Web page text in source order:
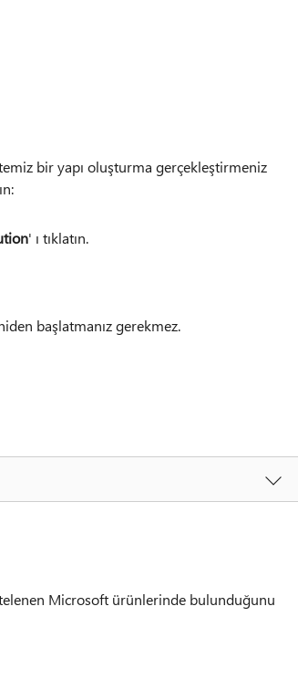
bir yapı oluşturma gerçekleştirmeniz
' ı tıklatın.
başlatmanız gerekmez.
Microsoft ürünlerinde bulunduğunu